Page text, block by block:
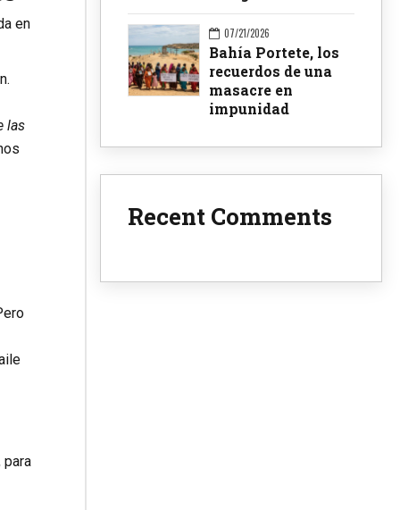
en
las
07/21/2026
Bahía Portete, los
recuerdos de una
masacre en
impunidad
Recent Comments